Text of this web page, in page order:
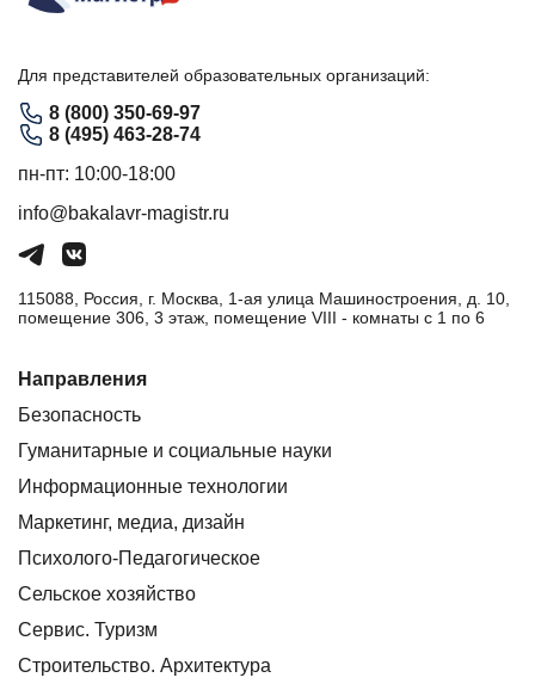
Для представителей образовательных организаций:
8 (800) 350-69-97
8 (495) 463-28-74
пн-пт: 10:00-18:00
info@bakalavr-magistr.ru
115088, Россия, г. Москва, 1-ая улица Машиностроения, д. 10,
помещение 306, 3 этаж, помещение VIII - комнаты с 1 по 6
Направления
Безопасность
Гуманитарные и социальные науки
Информационные технологии
Маркетинг, медиа, дизайн
Психолого-Педагогическое
Сельское хозяйство
Сервис. Туризм
Строительство. Архитектура